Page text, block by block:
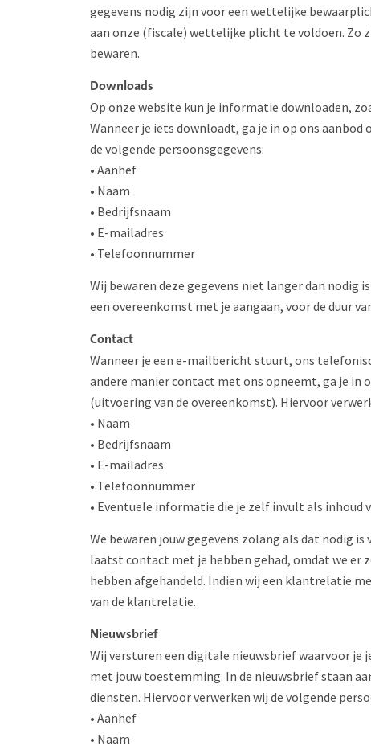
gegevens nodig zijn voor een wettelijke
aan onze (fiscale) wettelijke plicht te voldoen. Zo
bewaren.
Downloads
Op onze website kun je informatie downloaden,
Wanneer je iets downloadt, ga je in op ons
de volgende persoonsgegevens:
• Aanhef
• Naam
• Bedrijfsnaam
• E-mailadres
• Telefoonnummer
Wij bewaren deze gegevens niet langer dan
een overeenkomst met je aangaan, voor de duur
Contact
Wanneer je een e-mailbericht stuurt, ons
andere manier contact met ons opneemt, ga je in
(uitvoering van de overeenkomst). Hiervoor
• Naam
• Bedrijfsnaam
• E-mailadres
• Telefoonnummer
• Eventuele informatie die je zelf invult als inhoud
We bewaren jouw gegevens zolang als dat nodig
laatst contact met je hebben gehad, omdat we er
hebben afgehandeld. Indien wij een klantrelatie
van de klantrelatie.
Nieuwsbrief
Wij versturen een digitale nieuwsbrief waarvoor je
met jouw toestemming. In de nieuwsbrief staan
diensten. Hiervoor verwerken wij de volgende
• Aanhef
• Naam